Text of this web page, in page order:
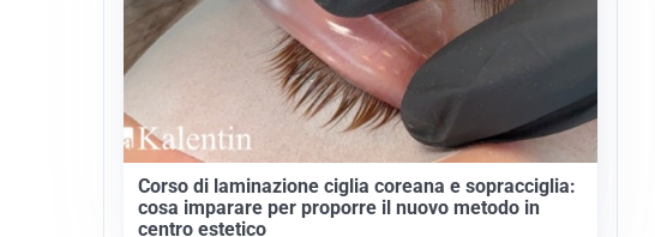
Corso di laminazione ciglia coreana e sopracciglia:
cosa imparare per proporre il nuovo metodo in
centro estetico